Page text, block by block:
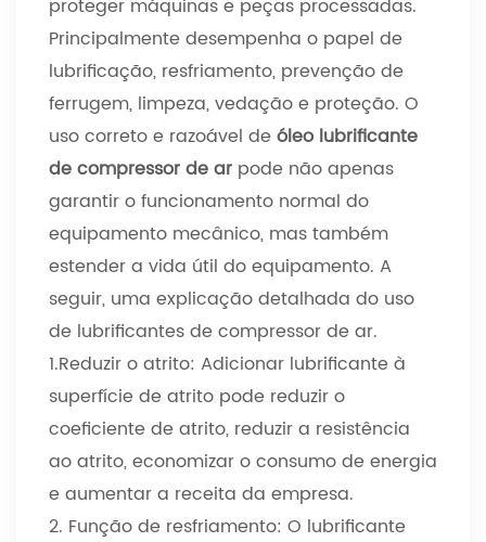
proteger máquinas e peças processadas.
Principalmente desempenha o papel de
lubrificação, resfriamento, prevenção de
ferrugem, limpeza, vedação e proteção. O
uso correto e razoável deóleo lubrificante
de compressor de ar pode não apenas
garantir o funcionamento normal do
equipamento mecânico, mas também
estender a vida útil do equipamento. A
seguir, uma explicação detalhada do uso
de lubrificantes de compressor de ar.
1.Reduzir o atrito: Adicionar lubrificante à
superfície de atrito pode reduzir o
coeficiente de atrito, reduzir a resistência
ao atrito, economizar o consumo de energia
e aumentar a receita da empresa.
2. Função de resfriamento: O lubrificante